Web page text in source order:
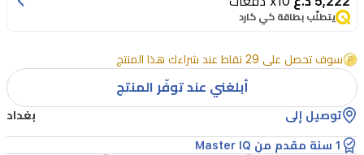
(مع
الشحن)،
٤٠
مللي
أمبير/
يتطلّب بطاقة كي كارد
سوف تحصل على 29 نقاط عند شراءك هذا المنتج
أبلغني عند توفّر المنتج
توصيل إلى بغداد
1 سنة مقدم من Master IQ